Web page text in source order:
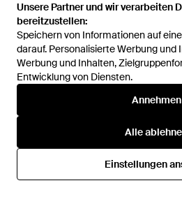
Unsere Partner und wir verarbeiten
bereitzustellen:
Speichern von Informationen auf
darauf. Personalisierte Werbung und
Werbung und Inhalten,
Entwicklung von Diensten.
Annehmen
Alle
Einstellungen
Unsere Partner und wir verarbeiten
bereitzustellen:
Speichern von Informationen auf
darauf. Personalisierte Werbung und
Werbung und Inhalten,
Entwicklung von Diensten.
Annehmen
Alle
Einstellungen
Street One